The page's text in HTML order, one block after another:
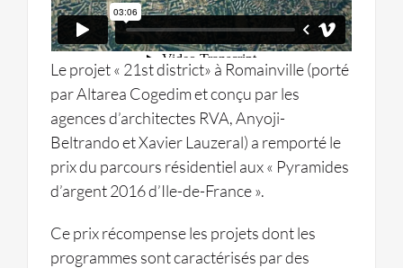
Le projet « 21st district» à Romainville (porté
par Altarea Cogedim et conçu par les
agences d’architectes RVA, Anyoji-
Beltrando et Xavier Lauzeral) a remporté le
prix du parcours résidentiel aux « Pyramides
d’argent 2016 d’Ile-de-France ».
Ce prix récompense les projets dont les
programmes sont caractérisés par des